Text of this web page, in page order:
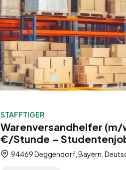
STAFFTIGER
Warenversandhelfer
€/Stunde –
94469 Deggendorf, Bayern,